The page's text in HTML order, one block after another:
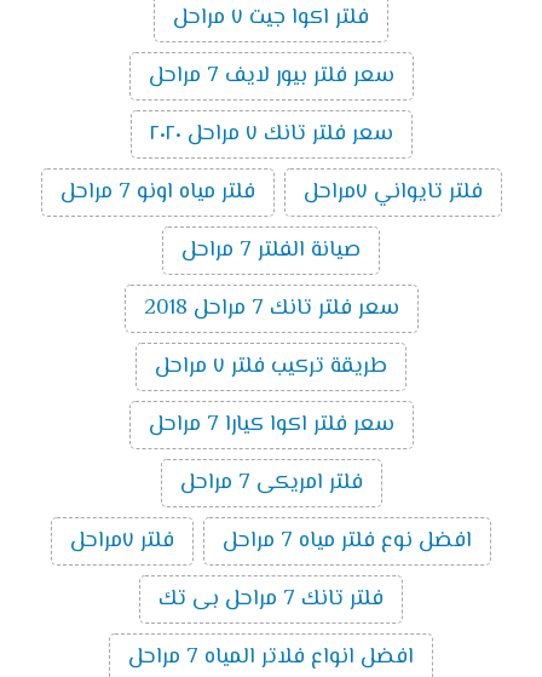
فلتر اكوا جيت ٧ مراحل
سعر فلتر بيور لايف 7 مراحل
سعر فلتر تانك ٧ مراحل ٢٠٢٠
فلتر تايواني ٧مراحل
فلتر مياه اونو 7 مراحل
صيانة الفلتر 7 مراحل
سعر فلتر تانك 7 مراحل 2018
طريقة تركيب فلتر ٧ مراحل
سعر فلتر اكوا كيارا 7 مراحل
فلتر امريكى 7 مراحل
افضل نوع فلتر مياه 7 مراحل
فلتر ٧مراحل
فلتر تانك 7 مراحل بى تك
افضل انواع فلاتر المياه 7 مراحل